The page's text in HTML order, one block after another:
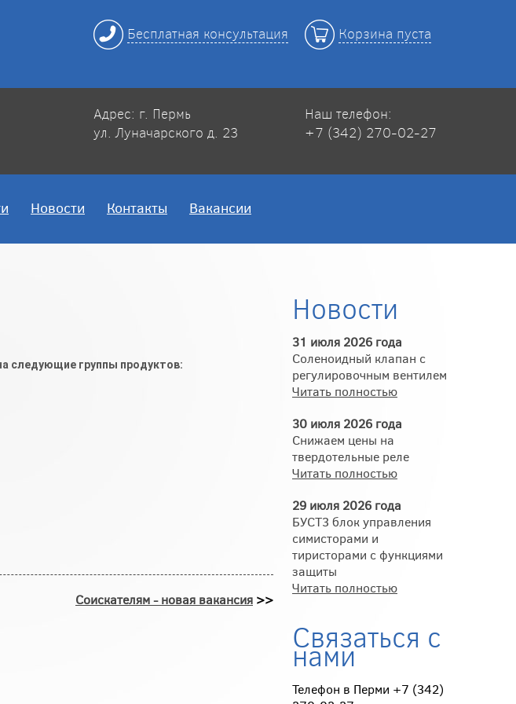
Бесплатная консультация Корзина пуста
Адрес: г. Пермь
ул. Луначарского д. 23
Наш телефон:
+7 (342) 270-02-27
Новости Контакты Вакансии
следующие группы продуктов:
Соискателям - новая вакансия >>
Новости
31 июля 2026 года
Соленоидный клапан с
регулировочным вентилем
Читать полностью
30 июля 2026 года
Снижаем цены на
твердотельные реле
Читать полностью
29 июля 2026 года
БУСТ3 блок управления
симисторами и
тиристорами с функциями
защиты
Читать полностью
Связаться с
нами
Телефон в Перми +7 (342)